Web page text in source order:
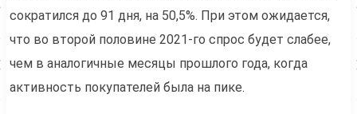
сократился до 91 дня, на 50,5%. При этом ожидается,
что во второй половине 2021-го спрос будет слабее,
чем в аналогичные месяцы прошлого года, когда
активность покупателей была на пике.